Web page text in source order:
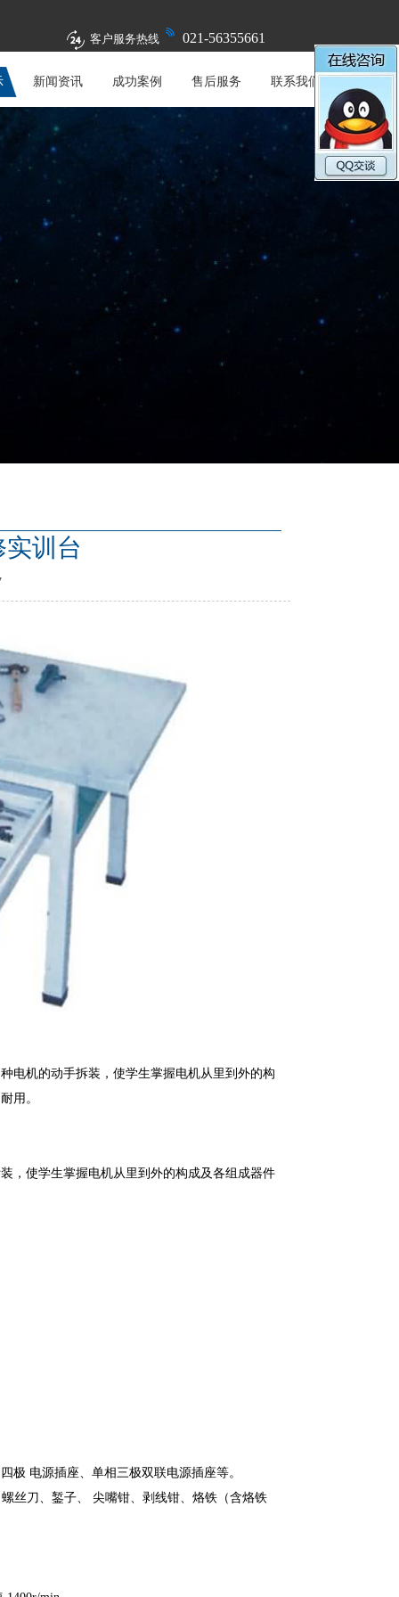
客户服务热线 021-56355661
新闻资讯 成功案例 售后服务 联系我们
训台
电机的动手拆装，使学生掌握电机从里到外的构
用。
，使学生掌握电机从里到外的构成及各组成器件
极 电源插座、单相三极双联电源插座等。
丝刀、錾子、 尖嘴钳、剥线钳、烙铁（含烙铁